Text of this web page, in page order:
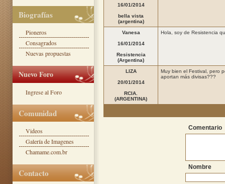
16/01/2014
bella vista
(argentina)
Vanesa
16/01/2014
Resistencia
(Argentina)
Hola, soy de Resistencia
LIZA
20/01/2014
RCIA.
(ARGENTINA)
Muy bien el Festival, pero
aportan más divisas???
Comentario
Nombre
Biografías
Pioneros
Consagrados
Nuevas propuestas
Nuevo Foro
Ingrese al Foro
Comunidad
Videos
Galería de Imagenes
Chamame.com.br
Contacto